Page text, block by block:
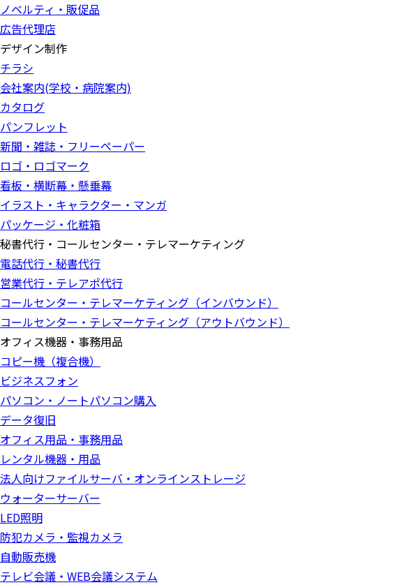
ノベルティ・販促品
広告代理店
デザイン制作
チラシ
会社案内(学校・病院案内)
カタログ
パンフレット
新聞・雑誌・フリーペーパー
ロゴ・ロゴマーク
看板・横断幕・懸垂幕
イラスト・キャラクター・マンガ
パッケージ・化粧箱
秘書代行・コールセンター・テレマーケティング
電話代行・秘書代行
営業代行・テレアポ代行
コールセンター・テレマーケティング（インバウンド）
コールセンター・テレマーケティング（アウトバウンド）
オフィス機器・事務用品
コピー機（複合機）
ビジネスフォン
パソコン・ノートパソコン購入
データ復旧
オフィス用品・事務用品
レンタル機器・用品
法人向けファイルサーバ・オンラインストレージ
ウォーターサーバー
LED照明
防犯カメラ・監視カメラ
自動販売機
テレビ会議・WEB会議システム